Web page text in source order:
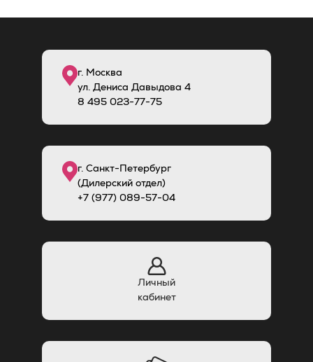
г. Москва
ул. Дениса Давыдова 4
8 495 023-77-75
г. Санкт-Петербург
(Дилерский отдел)
+7 (977) 089-57-04
Личный
кабинет